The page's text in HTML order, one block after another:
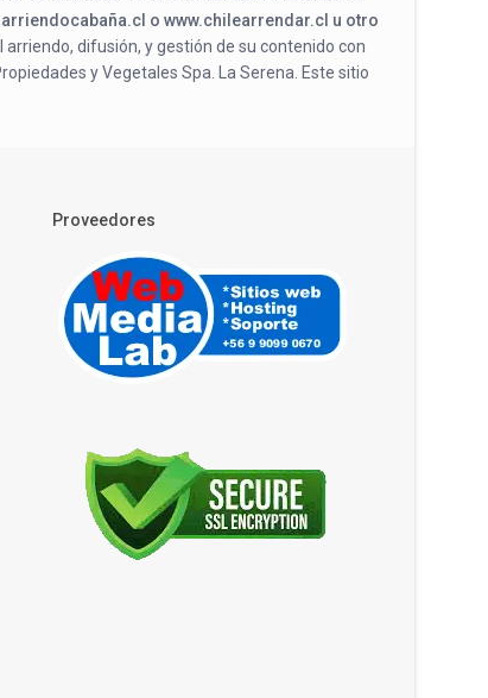
o www.chilearrendar.cl u otro
difusión, y gestión de su contenido con
y Vegetales Spa. La Serena. Este sitio
Proveedores